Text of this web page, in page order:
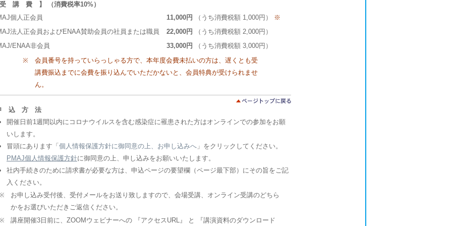
受 講 費 】 （消費税率10%）
個人正会員
11,000円 （うち消費税額 1,000円）
※
法人正会員およびENAA賛助会員の社員または職員
22,000円
（うち消費税額 2,000円）
ENAA非会員
33,000円
（うち消費税額 3,000円）
※
会員番号を持っていらっしゃる方で、本年度会費未払いの方は、遅くとも受
講費振込までに会費を振り込んでいただかないと、会員特典が受けられませ
ん。
込 方 法
開催日前1週間以内にコロナウイルスを含む感染症に罹患された方はオンラインでの参加をお願
いします。
冒頭にあります「 個人情報保護方針に御同意の上、お申し込みへ 」をクリックしてください。
PMAJ個人情報保護方針に御同意の上、申し込みをお願いいたします。
社内手続きのために請求書が必要な方は、申込ページの要望欄（ページ最下部）にその旨をご記
入ください。
お申し込み受付後、受付メールをお送り致しますので、会場受講、オンライン受講のどちら
かをお選びいただきご返信ください。
講座開催3日前に、ZOOMウェビナーへの 『アクセスURL』 と 『講演資料のダウンロード